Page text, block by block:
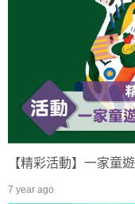
【精彩活動】一家童
7 year ago